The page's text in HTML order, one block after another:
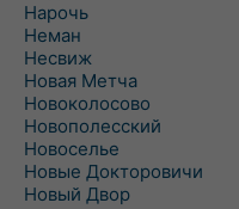
Нарочь
Неман
Несвиж
Новая Метча
Новоколосово
Новополесский
Новоселье
Новые Докторовичи
Новый Двор